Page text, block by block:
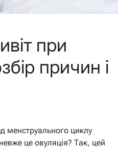
при
причин і
менструального циклу
це овуляція? Так, цей